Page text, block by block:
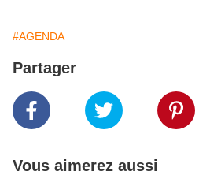
#AGENDA
Partager
Vous aimerez aussi